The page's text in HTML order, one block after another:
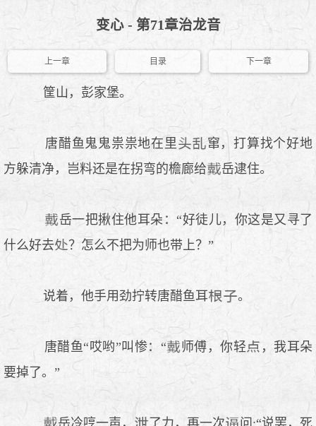
变心 - 第71章治龙音
上一章 目录 下一章
筐山，彭家堡。
唐醋鱼鬼鬼祟祟地在里
窜，打算找个好地
方躲清净，岂料还是在拐弯的檐廊给
岳逮住。
岳一把揪住他耳朵：“好徒儿，你这是又寻了
什么好去
？怎么不把为师也带上？”
说着，他手用劲拧转唐醋鱼耳 。
唐醋鱼“哎哟”叫惨：“ 师傅，你轻
，我耳朵
要掉了。”
岳冷哼一声， 了力，再一次
问:“说罢，死